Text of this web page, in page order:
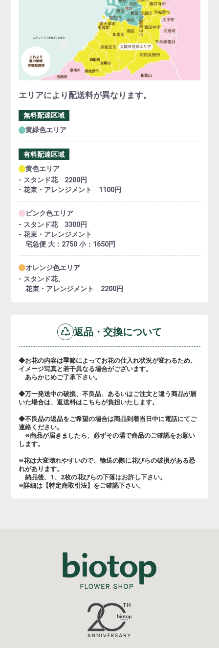
エリアにより配送料が異なります。
無料配達区域
黄緑色エリア
有料配達区域
黄色エリア
- スタンド花 2200円
- 花束・アレンジメント 1100円
ピンク色エリア
- スタンド花 3300円
- 花束・アレンジメント
宅急便 大：2750 小：1650円
オレンジ色エリア
- スタンド花、
花束・アレンジメント 2200円
返品・交換について
◆お花の内容は季節によってお花の仕入れ状況が変わるため、
イメージ写真と若干異なる場合がございます。
あらかじめご了承下さい。
◆万一発送中の破損、不良品、あるいはご注文と違う商品が届
いた場合は、返送料はこちらが負担いたします。
◆不良品の返品をご希望の場合は商品到着当日中に電話にてご
連絡ください。
※商品が届きましたら、必ずその場で商品のご確認をお願い
します。
※花は大変壊れやすいので、輸送の際に花びらの破損がある恐
れがあります。
納品後、1、2枚の花びらの下落はお許し下さい。
※詳細は【特定商取引法】をご確認下さい。